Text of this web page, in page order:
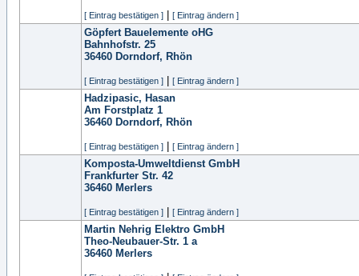
[ Eintrag bestätigen ] [ Eintrag ändern ]
Göpfert Bauelemente oHG
Bahnhofstr. 25
36460 Dorndorf, Rhön
[ Eintrag bestätigen ] [ Eintrag ändern ]
Hadzipasic, Hasan
Am Forstplatz 1
36460 Dorndorf, Rhön
[ Eintrag bestätigen ] [ Eintrag ändern ]
Komposta-Umweltdienst GmbH
Frankfurter Str. 42
36460 Merlers
[ Eintrag bestätigen ] [ Eintrag ändern ]
Martin Nehrig Elektro GmbH
Theo-Neubauer-Str. 1 a
36460 Merlers